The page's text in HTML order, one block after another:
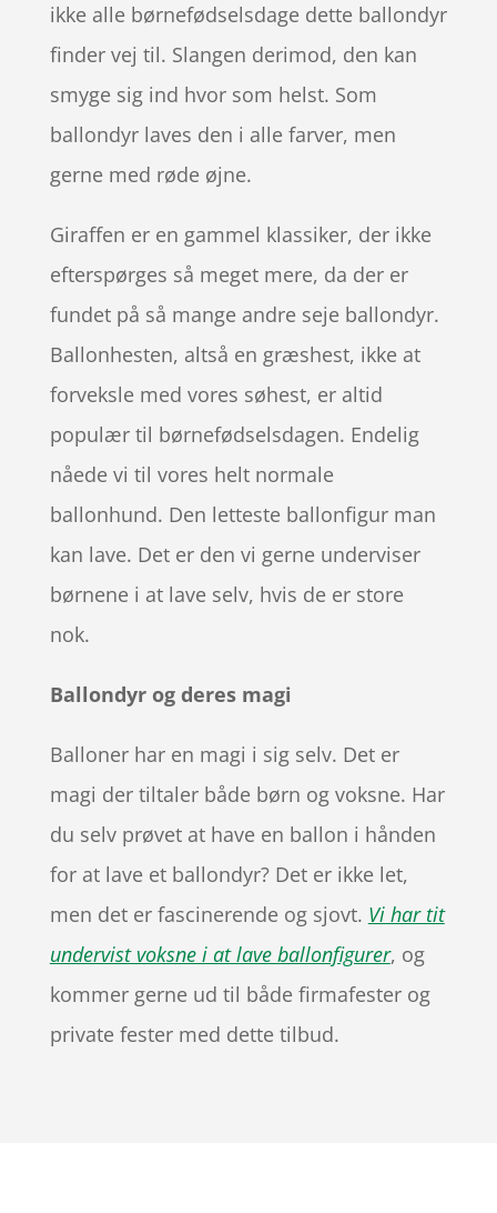
ikke alle børnefødselsdage dette ballondyr
finder vej til. Slangen derimod, den kan
smyge sig ind hvor som helst. Som
ballondyr laves den i alle farver, men
gerne med røde øjne.
Giraffen er en gammel klassiker, der ikke
efterspørges så meget mere, da der er
fundet på så mange andre seje ballondyr.
Ballonhesten, altså en græshest, ikke at
forveksle med vores søhest, er altid
populær til børnefødselsdagen. Endelig
nåede vi til vores helt normale
ballonhund. Den letteste ballonfigur man
kan lave. Det er den vi gerne underviser
børnene i at lave selv, hvis de er store
nok.
Ballondyr og deres magi
Balloner har en magi i sig selv. Det er
magi der tiltaler både børn og voksne. Har
du selv prøvet at have en ballon i hånden
for at lave et ballondyr? Det er ikke let,
men det er fascinerende og sjovt. Vi har tit
undervist voksne i at lave ballonfigurer, og
kommer gerne ud til både firmafester og
private fester med dette tilbud.